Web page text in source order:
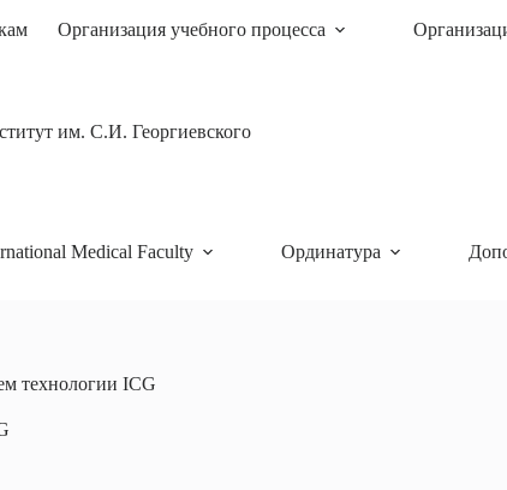
Организация учебного процесса
им. С.И. Георгиевского
Medical Faculty Ординатура
технологии ICG